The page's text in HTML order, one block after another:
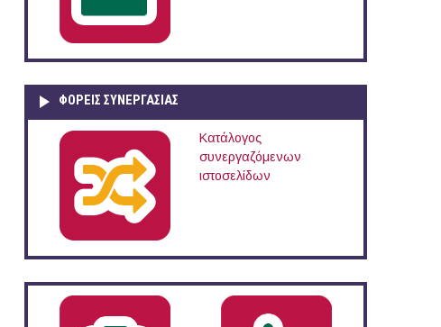
ΦΟΡΕΙΣ ΣΥΝΕΡΓΑΣΙΑΣ
Κατάλογος
συνεργαζόμενων
ιστοσελίδων